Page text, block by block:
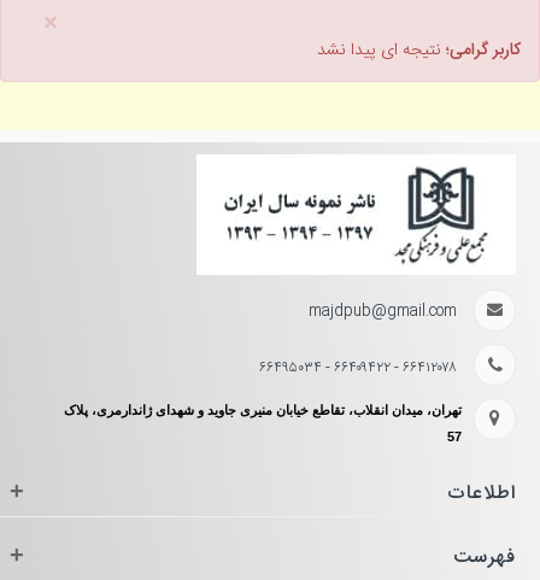
×
کاربر گرامی؛ نتیجه ای پیدا نشد
majdpub@gmail.com
۶۶۴۱۲۰۷۸ - ۶۶۴۰۹۴۲۲ - ۶۶۴۹۵۰۳۴
تهران، میدان انقلاب، تقاطع خیابان منیری جاوید و شهدای ژاندارمری، پلاک
57
اطلاعات +
فهرست +